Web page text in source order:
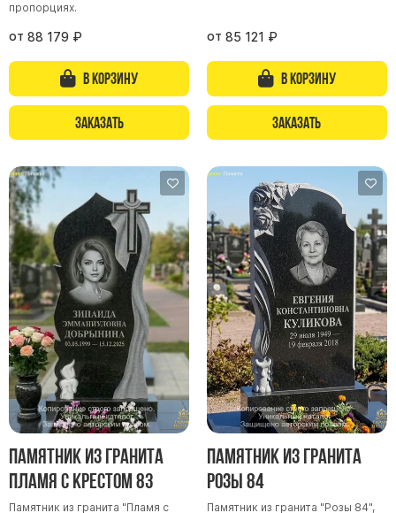
Памятники дочери
Памятники мужчине
Памятники дедушке
Памятники парню
Памятники сыну
Памятники вертикальные
Памятники врачу
Памятники горизонтальные
Памятники индивидуальные
Памятники классические
Памятники книга
Памятники красивые
Памятники Православные
Памятники прямоугольные
Памятники с воздушным креcтом
пропорциях.
от 88 179 ₽
В корзину
Заказать
от 85 121 ₽
В корзину
Заказать
Памятник из гранита
Пламя с крестом 83
Памятник из гранита "Пламя с
Памятник из гранита
Розы 84
Памятник из гранита "Розы 84",